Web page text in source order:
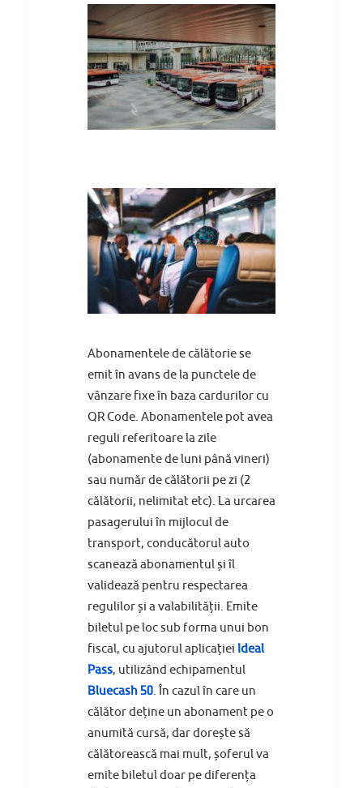
Abonamentele de călătorie se
emit în avans de la punctele de
vânzare fixe în baza cardurilor cu
QR Code. Abonamentele pot avea
reguli referitoare la zile
(abonamente de luni până vineri)
sau număr de călătorii pe zi (2
călătorii, nelimitat etc). La urcarea
pasagerului în mijlocul de
transport, conducătorul auto
scanează abonamentul și îl
validează pentru respectarea
regulilor și a valabilității. Emite
biletul pe loc sub forma unui bon
fiscal, cu ajutorul aplicației Ideal
Pass, utilizând echipamentul
Bluecash 50. În cazul în care un
călător deține un abonament pe o
anumită cursă, dar dorește să
călătorească mai mult, șoferul va
emite biletul doar pe diferența